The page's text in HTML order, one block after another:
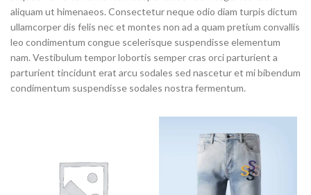
aliquam ut himenaeos. Consectetur neque odio diam turpis dictum
ullamcorper dis felis nec et montes non ad a quam pretium convallis
leo condimentum congue scelerisque suspendisse elementum
nam. Vestibulum tempor lobortis semper cras orci parturient a
parturient tincidunt erat arcu sodales sed nascetur et mi bibendum
condimentum suspendisse sodales nostra fermentum.